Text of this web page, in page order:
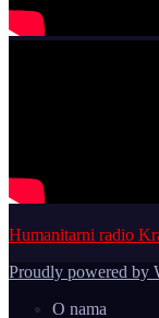
Humanitarni radio
Proudly powered by
O nama